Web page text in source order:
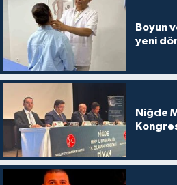
Boyun
yeni
Niğde